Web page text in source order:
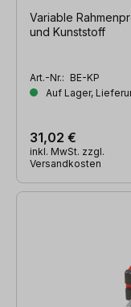
Variable
und Kunststoff
Art.-Nr.: BE-KP
Auf Lager,
31,02 €
inkl. MwSt. zzgl.
Versandkosten